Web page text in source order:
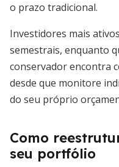
o prazo tradicional.
Investidores mais
semestrais, enquanto
conservador encontra
desde que monitore
do seu próprio
Como
seu portfólio